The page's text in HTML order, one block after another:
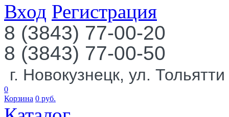
Вход Регистрация
8 (3843) 77-00-20
8 (3843) 77-00-50
г. Новокузнецк, ул.
0
Корзина 0 руб.